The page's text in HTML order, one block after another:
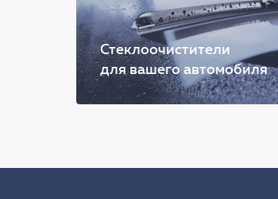
Стеклоочистители
для вашего автомобиля